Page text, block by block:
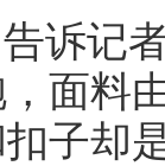
诉记
面料
子却